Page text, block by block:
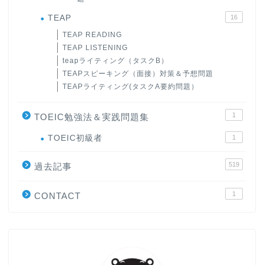
TEAP 16
TEAP READING
TEAP LISTENING
teapライティング（タスクB）
TEAPスピーキング（面接）対策＆予想問題
TEAPライティング(タスクA要約問題）
TOEIC勉強法＆実践問題集 1
TOEIC初級者 1
過去記事 519
CONTACT 1
大学入試英語対策講座